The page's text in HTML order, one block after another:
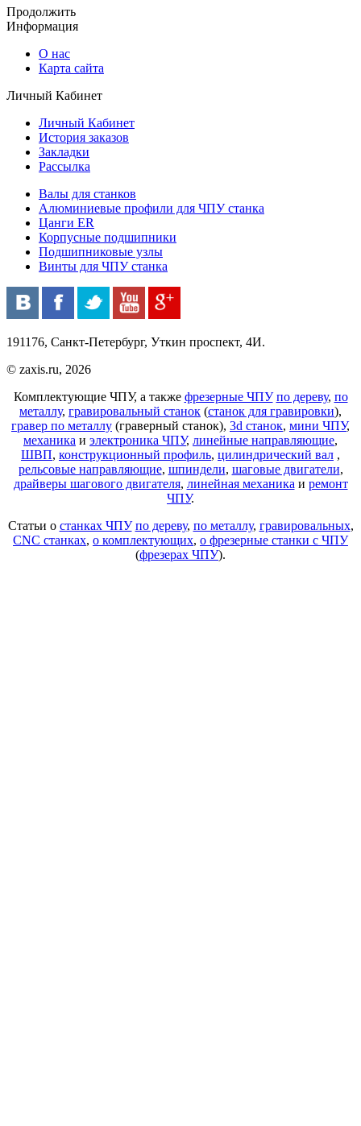
Продолжить
Информация
О нас
Карта сайта
Личный Кабинет
Личный Кабинет
История заказов
Закладки
Рассылка
Валы для станков
Алюминиевые профили для ЧПУ станка
Цанги ER
Корпусные подшипники
Подшипниковые узлы
Винты для ЧПУ станка
191176, Санкт-Петербург, Уткин проспект, 4И.
© zaxis.ru, 2026
Комплектующие ЧПУ, а также фрезерные ЧПУ по дереву, по
металлу, гравировальный станок (станок для гравировки),
гравер по металлу (граверный станок), 3d станок, мини ЧПУ,
механика и электроника ЧПУ, линейные направляющие,
ШВП, конструкционный профиль, цилиндрический вал ,
рельсовые направляющие, шпиндели, шаговые двигатели,
драйверы шагового двигателя, линейная механика и ремонт
ЧПУ.
Статьи о станках ЧПУ по дереву, по металлу, гравировальных,
CNC станках, о комплектующих, о фрезерные станки с ЧПУ
(фрезерах ЧПУ).